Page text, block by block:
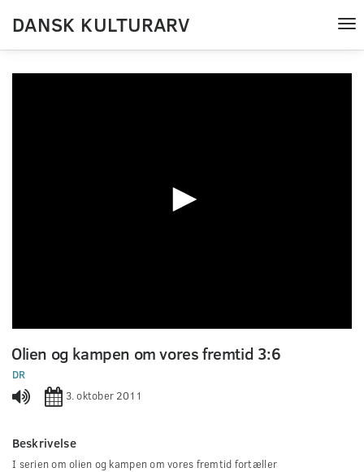
DANSK KULTURARV
seconds
of
0
seconds
Olien og kampen om vores fremtid 3:6
DR
3. oktober 2011
Beskrivelse
I serien om olien og kampen om vores fremtid fortæller